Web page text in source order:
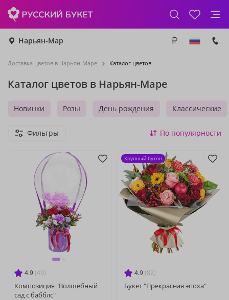
Нарьян-Мар
Доставка цветов в Нарьян-Маре Каталог цветов
Каталог цветов в Нарьян-Маре
Новинки Розы День рождения Классические
Фильтры По популярности
4.9 (49)
Композиция "Волшебный
сад с бабблс"
4.9 (82)
Букет "Прекрасная эпоха"
Крупный бутон